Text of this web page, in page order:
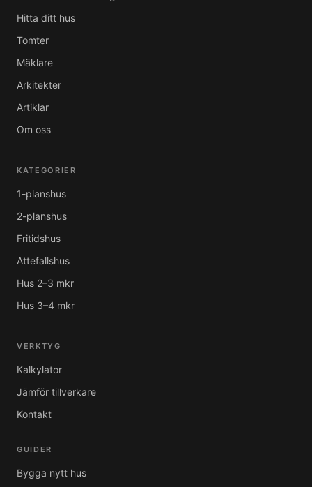
Hitta ditt hus
Tomter
Mäklare
Arkitekter
Artiklar
Om oss
KATEGORIER
1-planshus
2-planshus
Fritidshus
Attefallshus
Hus 2–3 mkr
Hus 3–4 mkr
VERKTYG
Kalkylator
Jämför tillverkare
Kontakt
GUIDER
Bygga nytt hus